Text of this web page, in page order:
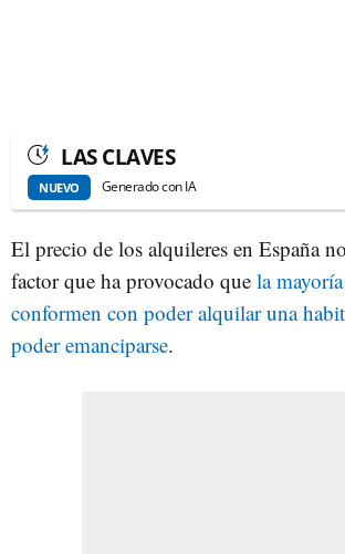
LAS CLAVES
NUEVO Generado con IA
El precio de los alquileres en España
factor que ha provocado que la
conformen con poder alquilar una
poder emanciparse.